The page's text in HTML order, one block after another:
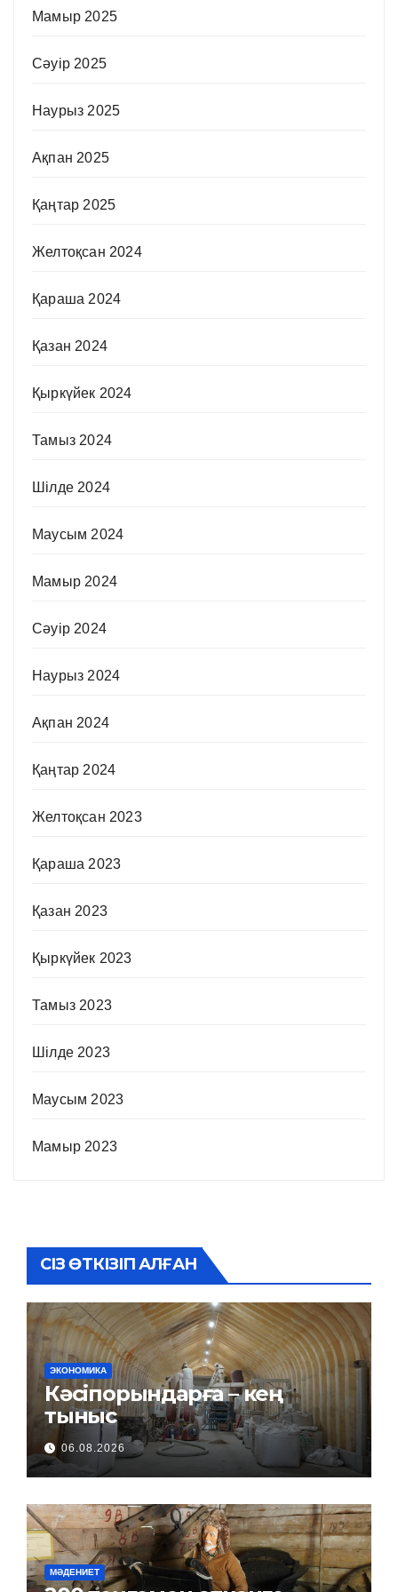
Мамыр 2025
Сәуір 2025
Наурыз 2025
Ақпан 2025
Қаңтар 2025
Желтоқсан 2024
Қараша 2024
Қазан 2024
Қыркүйек 2024
Тамыз 2024
Шілде 2024
Маусым 2024
Мамыр 2024
Сәуір 2024
Наурыз 2024
Ақпан 2024
Қаңтар 2024
Желтоқсан 2023
Қараша 2023
Қазан 2023
Қыркүйек 2023
Тамыз 2023
Шілде 2023
Маусым 2023
Мамыр 2023
СІЗ ӨТКІЗІП АЛҒАН
ЭКОНОМИКА
Кәсіпорындарға – кең
тыныс
06.08.2026
МӘДЕНИЕТ